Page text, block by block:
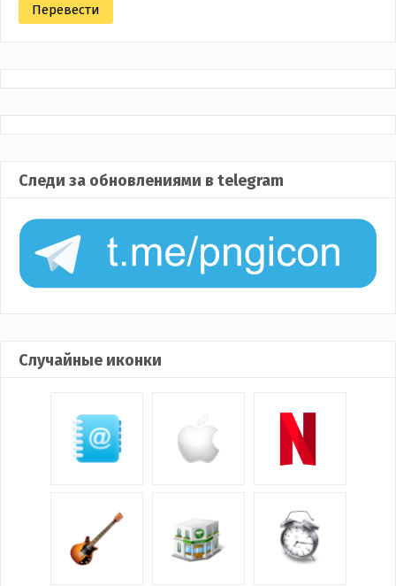
Следи за обновлениями в telegram
Случайные иконки